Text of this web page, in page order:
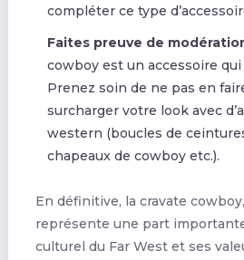
compléter ce type
Faites preuve de
cowboy est un accessoire
Prenez soin de ne pas en
surcharger votre look avec
western (boucles de
chapeaux de cowboy etc.).
En définitive, la cravate
représente une part
culturel du Far West et ses